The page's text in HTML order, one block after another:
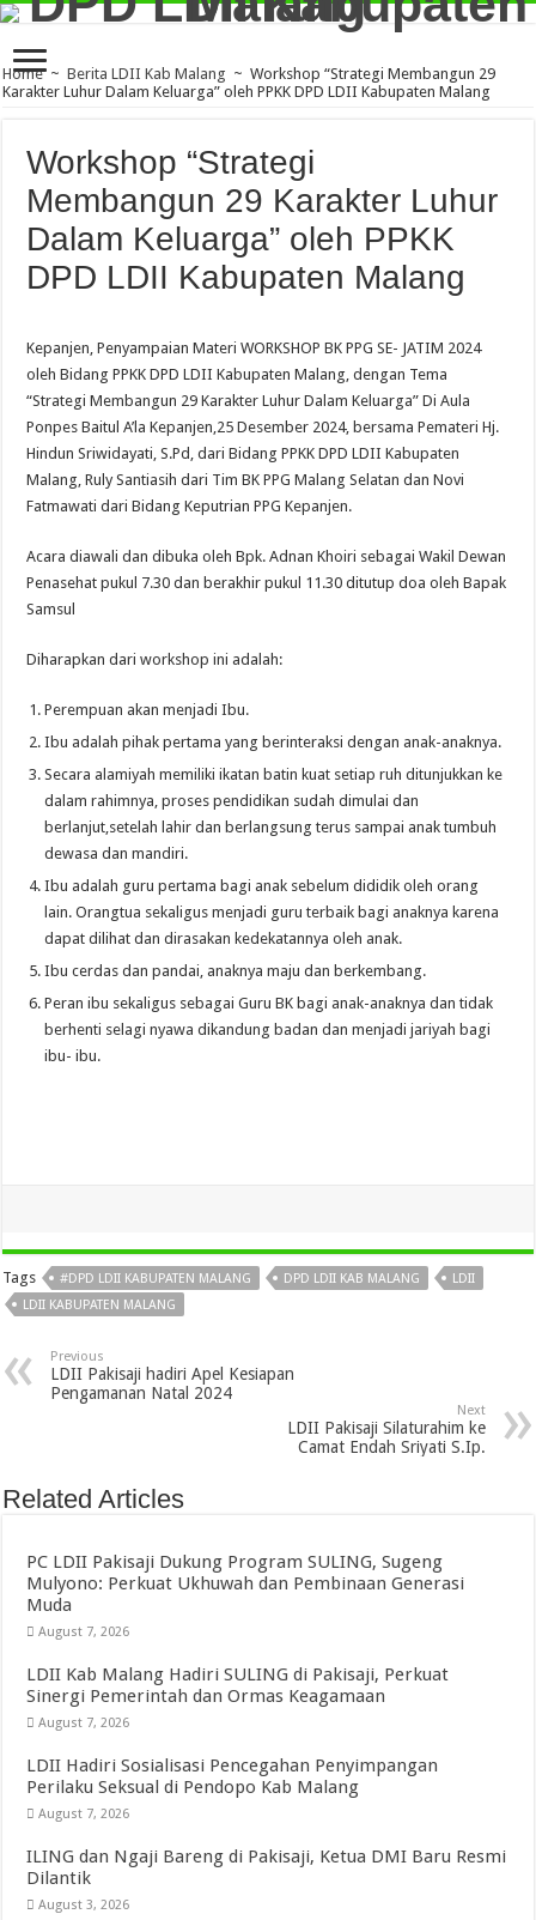
Home ~ Berita LDII Kab Malang ~ Workshop “Strategi Membangun 29
Karakter Luhur Dalam Keluarga” oleh PPKK DPD LDII Kabupaten Malang
Workshop “Strategi
Membangun 29 Karakter Luhur
Dalam Keluarga” oleh PPKK
DPD LDII Kabupaten Malang
Kepanjen, Penyampaian Materi WORKSHOP BK PPG SE- JATIM 2024
oleh Bidang PPKK DPD LDII Kabupaten Malang, dengan Tema
“Strategi Membangun 29 Karakter Luhur Dalam Keluarga” Di Aula
Ponpes Baitul A’la Kepanjen,25 Desember 2024, bersama Pemateri Hj.
Hindun Sriwidayati, S.Pd, dari Bidang PPKK DPD LDII Kabupaten
Malang, Ruly Santiasih dari Tim BK PPG Malang Selatan dan Novi
Fatmawati dari Bidang Keputrian PPG Kepanjen.
Acara diawali dan dibuka oleh Bpk. Adnan Khoiri sebagai Wakil Dewan
Penasehat pukul 7.30 dan berakhir pukul 11.30 ditutup doa oleh Bapak
Samsul
Diharapkan dari workshop ini adalah:
Perempuan akan menjadi Ibu.
Ibu adalah pihak pertama yang berinteraksi dengan anak-anaknya.
Secara alamiyah memiliki ikatan batin kuat setiap ruh ditunjukkan ke
dalam rahimnya, proses pendidikan sudah dimulai dan
berlanjut,setelah lahir dan berlangsung terus sampai anak tumbuh
dewasa dan mandiri.
Ibu adalah guru pertama bagi anak sebelum dididik oleh orang
lain. Orangtua sekaligus menjadi guru terbaik bagi anaknya karena
dapat dilihat dan dirasakan kedekatannya oleh anak.
Ibu cerdas dan pandai, anaknya maju dan berkembang.
Peran ibu sekaligus sebagai Guru BK bagi anak-anaknya dan tidak
berhenti selagi nyawa dikandung badan dan menjadi jariyah bagi
ibu- ibu.
Tags #DPD LDII KABUPATEN MALANG DPD LDII KAB MALANG
LDII
LDII KABUPATEN MALANG
Previous
LDII Pakisaji hadiri Apel Kesiapan
Pengamanan Natal 2024
Next
LDII Pakisaji Silaturahim ke
Camat Endah Sriyati S.Ip.
Related Articles
PC LDII Pakisaji Dukung Program SULING, Sugeng
Mulyono: Perkuat Ukhuwah dan Pembinaan Generasi
Muda
August 7, 2026
LDII Kab Malang Hadiri SULING di Pakisaji, Perkuat
Sinergi Pemerintah dan Ormas Keagamaan
August 7, 2026
LDII Hadiri Sosialisasi Pencegahan Penyimpangan
Perilaku Seksual di Pendopo Kab Malang
August 7, 2026
ILING dan Ngaji Bareng di Pakisaji, Ketua DMI Baru Resmi
Dilantik
August 3, 2026